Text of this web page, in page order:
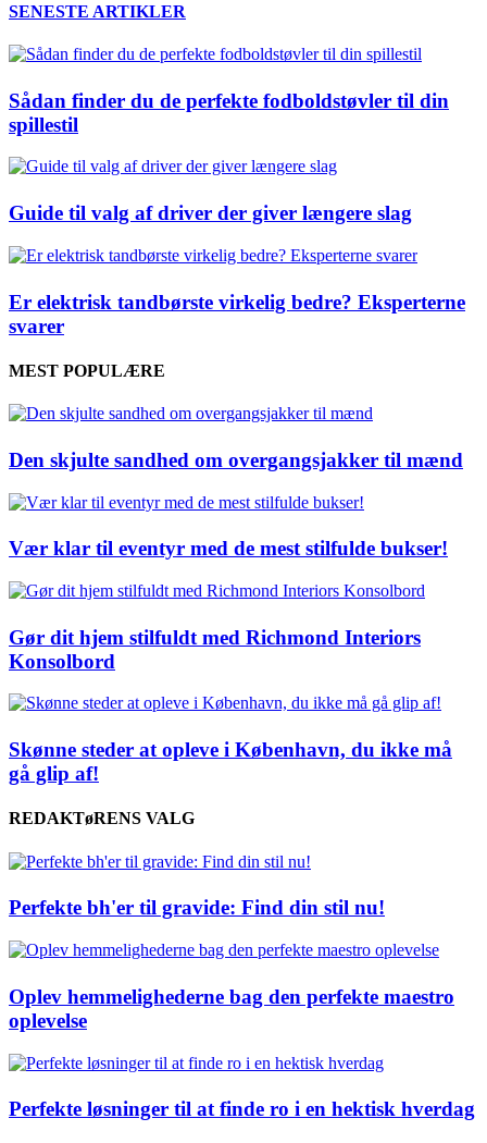
SENESTE ARTIKLER
Sådan finder du de perfekte fodboldstøvler til din
spillestil
Guide til valg af driver der giver længere slag
Er elektrisk tandbørste virkelig bedre? Eksperterne
svarer
MEST POPULÆRE
Den skjulte sandhed om overgangsjakker til mænd
Vær klar til eventyr med de mest stilfulde bukser!
Gør dit hjem stilfuldt med Richmond Interiors
Konsolbord
Skønne steder at opleve i København, du ikke må
gå glip af!
REDAKTøRENS VALG
Perfekte bh'er til gravide: Find din stil nu!
Oplev hemmelighederne bag den perfekte maestro
oplevelse
Perfekte løsninger til at finde ro i en hektisk hverdag